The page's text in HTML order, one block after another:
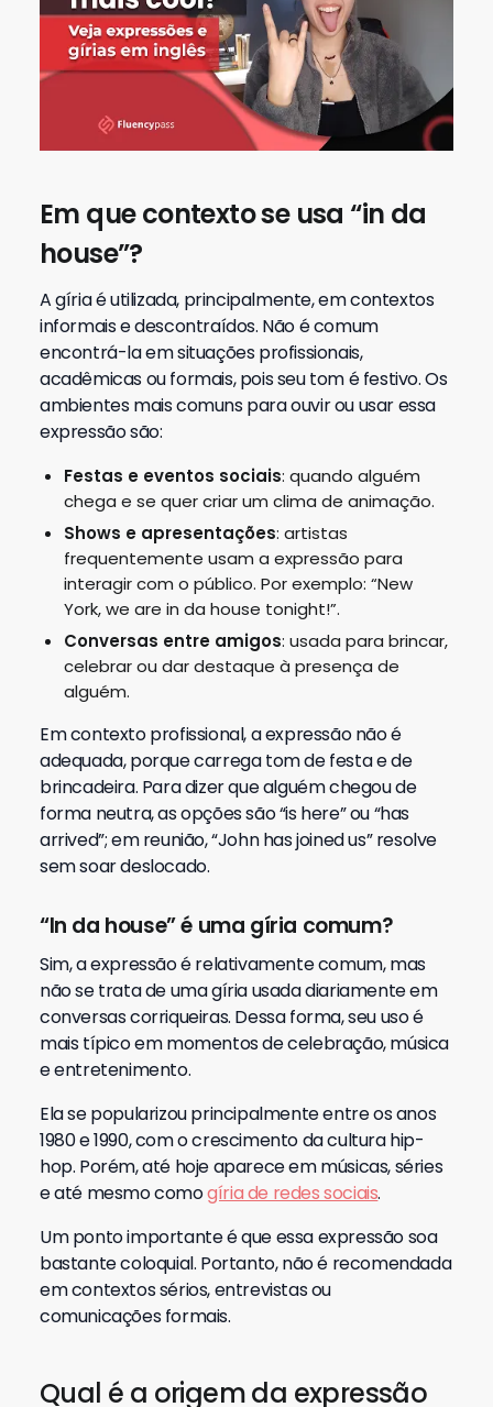
Em que contexto se usa “in da
house”?
A gíria é utilizada, principalmente, em contextos
informais e descontraídos. Não é comum
encontrá-la em situações profissionais,
acadêmicas ou formais, pois seu tom é festivo. Os
ambientes mais comuns para ouvir ou usar essa
expressão são:
Festas e eventos sociais: quando alguém
chega e se quer criar um clima de animação.
Shows e apresentações: artistas
frequentemente usam a expressão para
interagir com o público. Por exemplo: “New
York, we are in da house tonight!”.
Conversas entre amigos: usada para brincar,
celebrar ou dar destaque à presença de
alguém.
Em contexto profissional, a expressão não é
adequada, porque carrega tom de festa e de
brincadeira. Para dizer que alguém chegou de
forma neutra, as opções são “is here” ou “has
arrived”; em reunião, “John has joined us” resolve
sem soar deslocado.
“In da house” é uma gíria comum?
Sim, a expressão é relativamente comum, mas
não se trata de uma gíria usada diariamente em
conversas corriqueiras. Dessa forma, seu uso é
mais típico em momentos de celebração, música
e entretenimento.
Ela se popularizou principalmente entre os anos
1980 e 1990, com o crescimento da cultura hip-
hop. Porém, até hoje aparece em músicas, séries
e até mesmo comogíria de redes sociais.
Um ponto importante é que essa expressão soa
bastante coloquial. Portanto, não é recomendada
em contextos sérios, entrevistas ou
comunicações formais.
Qual é a origem da expressão